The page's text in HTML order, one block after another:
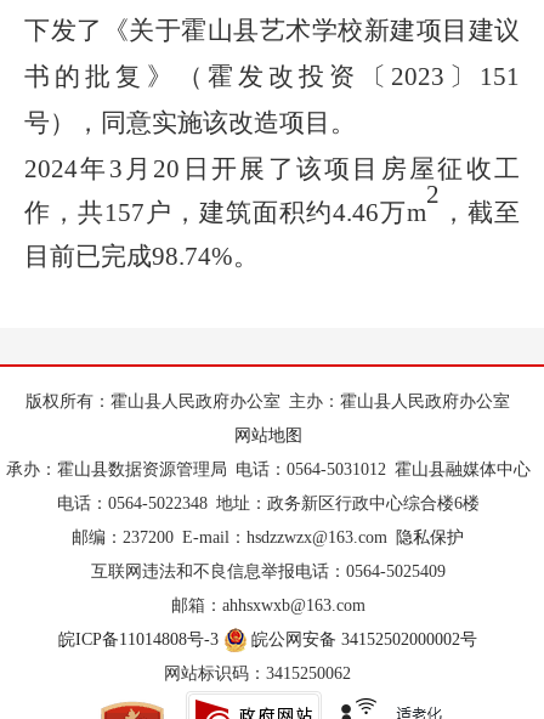
下发了《关于霍山县艺术学校新建项目建议
书的批复》（霍发改投资〔 2023 〕 151
号），同意实施该改造项目 。
2024年 3 月 20 日开展了该项目房屋征收工
作，共157 户，建筑面积约4.46万m
2
，截至
目前已完成98.74%。
版权所有：霍山县人民政府办公室 主办：霍山县人民政府办公室
网站地图
承办：霍山县数据资源管理局 电话：0564-5031012 霍山县融媒体中心
电话：0564-5022348 地址：政务新区行政中心综合楼6楼
邮编：237200 E-mail：hsdzzwzx@163.com
隐私保护
互联网违法和不良信息举报电话：0564-5025409
邮箱：ahhsxwxb@163.com
皖ICP备11014808号-3
皖公网安备 34152502000002号
网站标识码：3415250062